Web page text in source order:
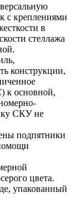
с креплениями
в
стеллажа
конструкции,
к основной,
СКУ не
подпятники
цвета.
упакованный